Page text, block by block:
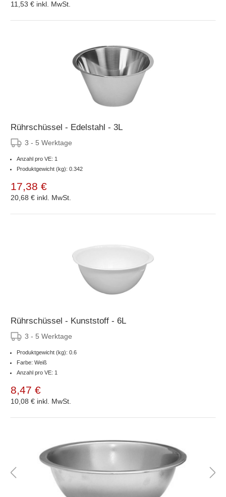
11,53 € inkl. MwSt.
Rührschüssel - Edelstahl - 3L
3 - 5 Werktage
Anzahl pro VE: 1
Produktgewicht (kg): 0.342
17,38 €
20,68 € inkl. MwSt.
Rührschüssel - Kunststoff - 6L
3 - 5 Werktage
Produktgewicht (kg): 0.6
Farbe: Weiß
Anzahl pro VE: 1
8,47 €
10,08 € inkl. MwSt.